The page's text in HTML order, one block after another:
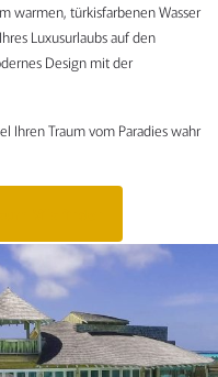
warmen, türkisfarbenen Wasser
Luxusurlaubs auf den
Design mit der
Ihren Traum vom Paradies wahr